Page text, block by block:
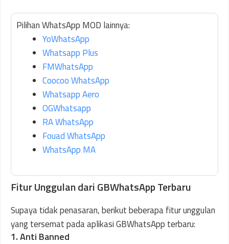
Pilihan WhatsApp MOD lainnya:
YoWhatsApp
Whatsapp Plus
FMWhatsApp
Coocoo WhatsApp
Whatsapp Aero
OGWhatsapp
RA WhatsApp
Fouad WhatsApp
WhatsApp MA
Fitur Unggulan dari GBWhatsApp Terbaru
Supaya tidak penasaran, berikut beberapa fitur unggulan
yang tersemat pada aplikasi GBWhatsApp terbaru:
1. Anti Banned